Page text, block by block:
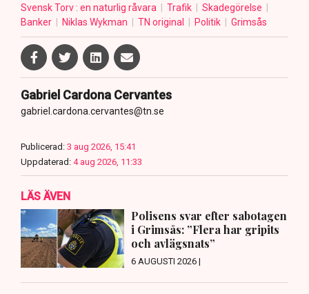
Svensk Torv : en naturlig råvara
Trafik
Skadegörelse
Banker
Niklas Wykman TN original Politik Grimsås
Gabriel Cardona Cervantes
gabriel.cardona.cervantes@tn.se
Publicerad: 3 aug 2026, 15:41
Uppdaterad: 4 aug 2026, 11:33
LÄS ÄVEN
Polisens svar efter sabotagen
i Grimsås: ”Flera har gripits
och avlägsnats”
6 AUGUSTI 2026 |